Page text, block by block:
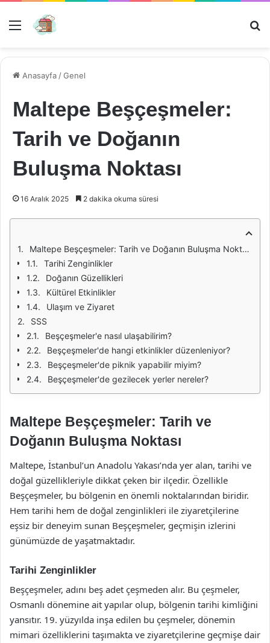
Menü
Anasayfa /Genel
Maltepe Beşçeşmeler:
Tarih ve Doğanın
Buluşma Noktası
16 Aralık 2025 2 dakika okuma süresi
Maltepe Beşçeşmeler: Tarih ve Doğanın Buluşma Noktası
Tarihi Zenginlikler
Doğanın Güzellikleri
Kültürel Etkinlikler
Ulaşım ve Ziyaret
SSS
Beşçeşmeler'e nasıl ulaşabilirim?
Beşçeşmeler'de hangi etkinlikler düzenleniyor?
Beşçeşmeler'de piknik yapabilir miyim?
Beşçeşmeler'de gezilecek yerler nereler?
Maltepe Beşçeşmeler: Tarih ve
Doğanın Buluşma Noktası
Maltepe, İstanbul’un Anadolu Yakası’nda yer alan, tarihi ve
doğal güzellikleriyle dikkat çeken bir ilçedir. Özellikle
Beşçeşmeler, bu bölgenin en önemli noktalarından biridir.
Hem tarihi hem de doğal zenginlikleri ile ziyaretçilerine
eşsiz bir deneyim sunan Beşçeşmeler, geçmişin izlerini
günümüzde de yaşatmaktadır.
Tarihi Zenginlikler
Beşçeşmeler, adını beş adet çeşmeden alır. Bu çeşmeler,
Osmanlı dönemine ait yapılar olup, bölgenin tarihi kimliğini
yansıtır. 19. yüzyılda inşa edilen bu çeşmeler, dönemin
mimari özelliklerini taşımakta ve ziyaretçilerine geçmişe dair